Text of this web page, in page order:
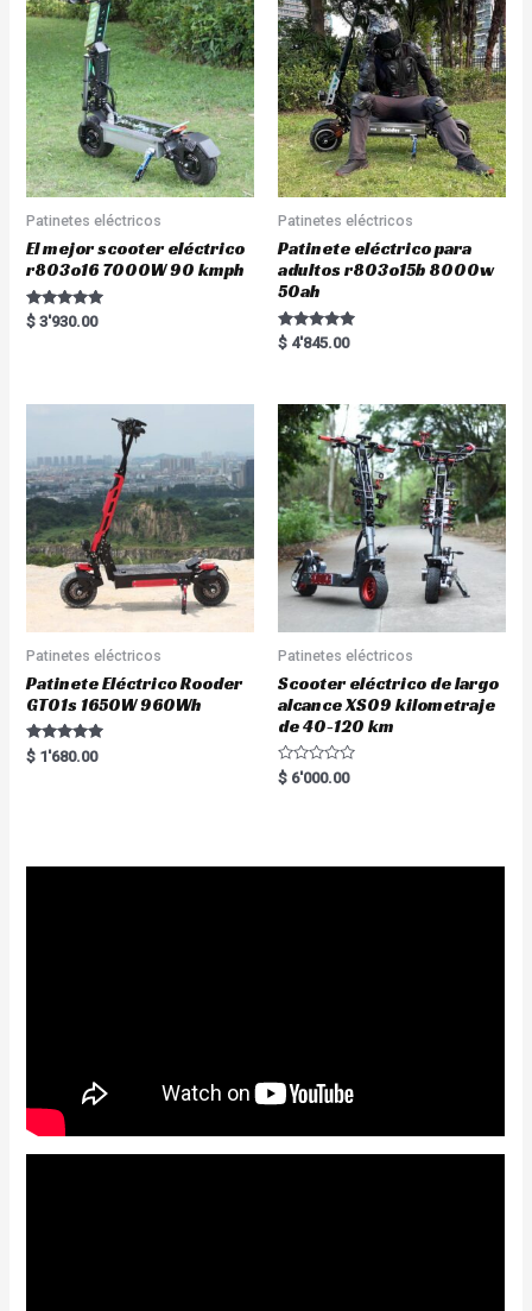
o
f
f
5
Patinetes eléctricos
El mejor scooter eléctrico
r803o16 7000W 90 kmph
Rated
5.00
$ 3'930.00
Patinetes eléctricos
Patinete eléctrico para
adultos r803o15b 8000w
50ah
Rated
5.00
$ 4'845.00
Patinetes eléctricos
Patinete Eléctrico Rooder
GT01s 1650W 960Wh
Rated
5.00
$ 1'680.00
Patinetes eléctricos
Scooter eléctrico de largo
alcance XS09 kilometraje
de 40-120 km
R
a
$ 6'000.00